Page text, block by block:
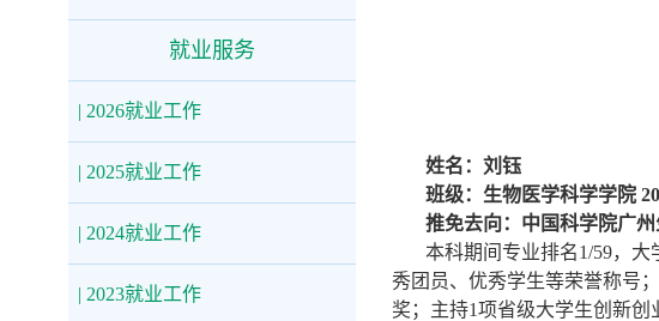
就业服务
| 2026就业工作
| 2025就业工作
| 2024就业工作
| 2023就业工作
姓名：刘钰
班级：生物医学科学学院
推免去向：中国科学院广
本科期间专业排名1/59，
秀团员、优秀学生等荣誉称号
奖；主持1项省级大学生创新创